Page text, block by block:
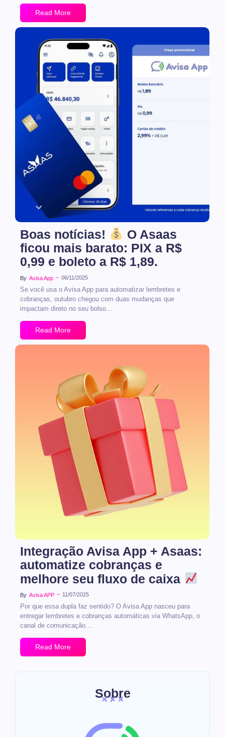
Read More
Boas notícias!
O Asaas
ficou mais barato: PIX a R$
0,99 e boleto a R$ 1,89.
By Avisa App ~ 06/11/2025
Se você usa o Avisa App para automatizar lembretes e
cobranças, outubro chegou com duas mudanças que
impactam direto no seu bolso...
Read More
No Comments
Integração Avisa App + Asaas:
automatize cobranças e
melhore seu fluxo de caixa
By Avisa APP ~ 11/07/2025
Por que essa dupla faz sentido? O Avisa App nasceu para
entregar lembretes e cobranças automáticas via WhatsApp, o
canal de comunicação...
Read More
Sobre